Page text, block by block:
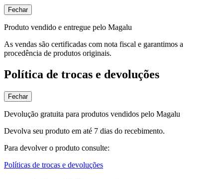
Fechar
Produto vendido e entregue pelo Magalu
As vendas são certificadas com nota fiscal e garantimos a
procedência de produtos originais.
Política de trocas e devoluções
Fechar
Devolução gratuita para produtos vendidos pelo Magalu
Devolva seu produto em até 7 dias do recebimento.
Para devolver o produto consulte:
Políticas de trocas e devoluções